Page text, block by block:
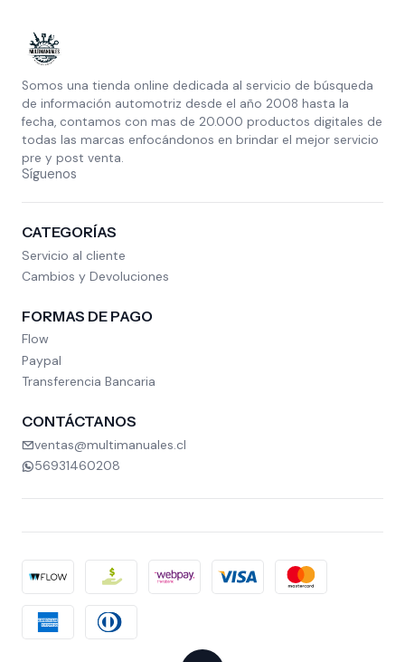
Somos una tienda online dedicada al servicio de búsqueda
de información automotriz desde el año 2008 hasta la
fecha, contamos con mas de 20.000 productos digitales de
todas las marcas enfocándonos en brindar el mejor servicio
pre y post venta.
Síguenos
CATEGORÍAS
Servicio al cliente
Cambios y Devoluciones
FORMAS DE PAGO
Flow
Paypal
Transferencia Bancaria
CONTÁCTANOS
ventas@multimanuales.cl
56931460208